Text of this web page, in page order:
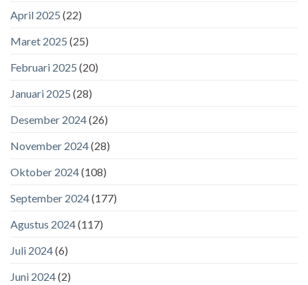
April 2025 (22)
Maret 2025 (25)
Februari 2025 (20)
Januari 2025 (28)
Desember 2024(26)
November 2024(28)
Oktober 2024(108)
September 2024(177)
Agustus 2024(117)
Juli 2024(6)
Juni 2024(2)